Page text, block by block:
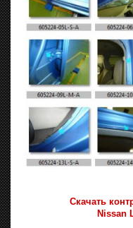
Скачать
Nissan